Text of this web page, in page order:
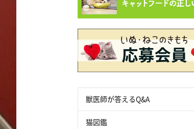
獣医師が答えるQ&A
猫図鑑